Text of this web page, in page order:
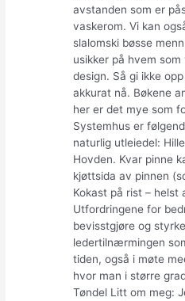
avstanden som er
vaskerom. Vi kan
slalomski bøsse
usikker på hvem
design. Så gi ikke
akkurat nå. Bøkene
her er det mye som
Systemhus er
naturlig utleiedel:
Hovden. Kvar pinne
kjøttsida av pinnen
Kokast på rist – helst
Utfordringene for
bevisstgjøre og
ledertilnærmingen
tiden, også i møte
hvor man i større
Tøndel Litt om meg: